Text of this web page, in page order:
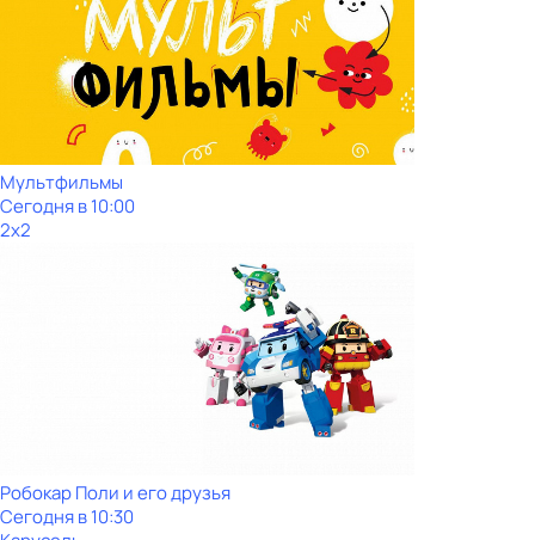
Мультфильмы
Сегодня в 10:00
2x2
Робокар Поли и его друзья
Сегодня в 10:30